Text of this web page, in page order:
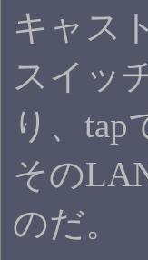
キャス
スイッ
り、
その
のだ。